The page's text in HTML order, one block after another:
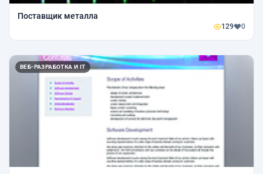
Поставщик металла
129 0
ВЕБ-РАЗРАБОТКА И IT